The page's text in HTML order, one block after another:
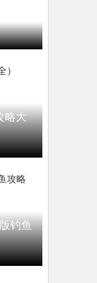
略大
钓鱼